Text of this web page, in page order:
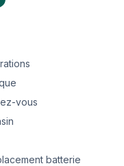
vous
batterie